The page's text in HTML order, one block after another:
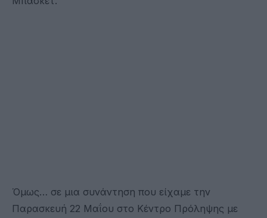
Όμως… σε μια συνάντηση που είχαμε την
Παρασκευή 22 Μαΐου στο Κέντρο Πρόληψης με